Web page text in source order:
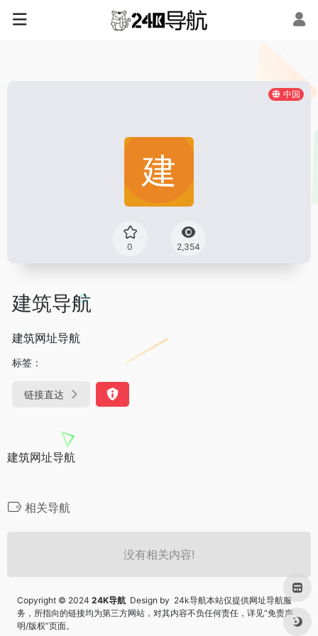
中国
0 2,354
建筑导航
建筑网址导航
标签：
链接直达
建筑网址导航
相关导航
没有相关内容!
Copyright © 2024 24K导航 Design by 24k导航本站仅提供网址导航服
务，所指向的链接均为第三方网站，对其内容不负任何责任，详见“免责声
明/版权”页面。